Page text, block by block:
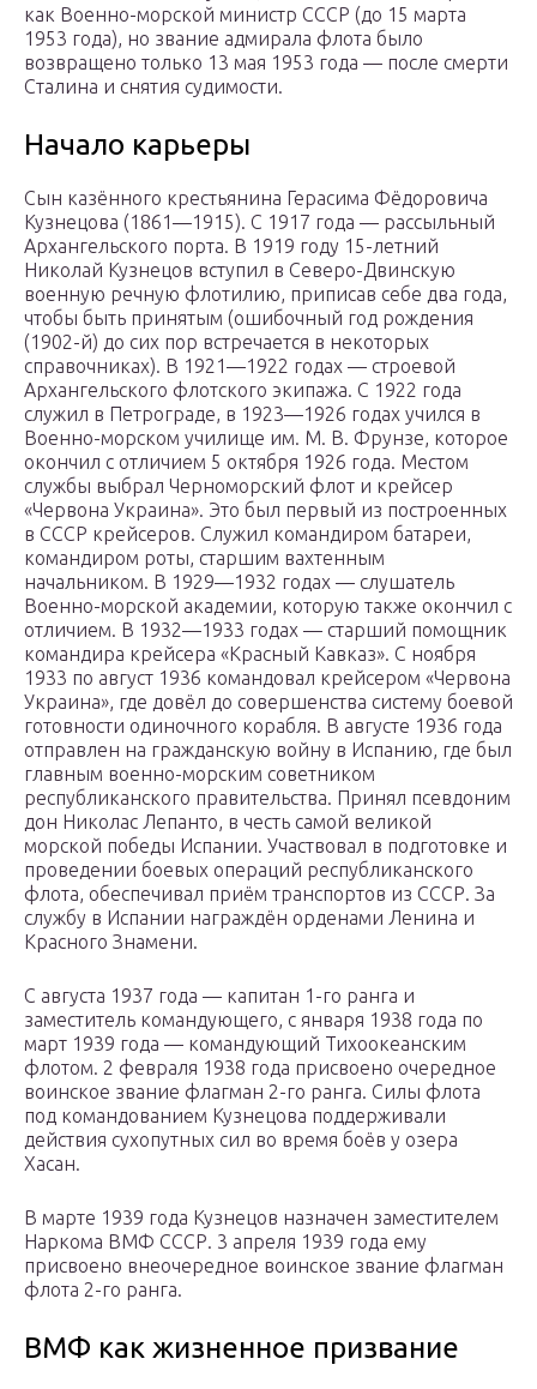
как Военно-морской министр СССР (до 15 марта
1953 года), но звание адмирала флота было
возвращено только 13 мая 1953 года — после смерти
Сталина и снятия судимости.
Начало карьеры
Сын казённого крестьянина Герасима Фёдоровича
Кузнецова (1861—1915). С 1917 года — рассыльный
Архангельского порта. В 1919 году 15-летний
Николай Кузнецов вступил в Северо-Двинскую
военную речную флотилию, приписав себе два года,
чтобы быть принятым (ошибочный год рождения
(1902-й) до сих пор встречается в некоторых
справочниках). В 1921—1922 годах — строевой
Архангельского флотского экипажа. С 1922 года
служил в Петрограде, в 1923—1926 годах учился в
Военно-морском училище им. М. В. Фрунзе, которое
окончил с отличием 5 октября 1926 года. Местом
службы выбрал Черноморский флот и крейсер
«Червона Украина». Это был первый из построенных
в СССР крейсеров. Служил командиром батареи,
командиром роты, старшим вахтенным
начальником. В 1929—1932 годах — слушатель
Военно-морской академии, которую также окончил с
отличием. В 1932—1933 годах — старший помощник
командира крейсера «Красный Кавказ». С ноября
1933 по август 1936 командовал крейсером «Червона
Украина», где довёл до совершенства систему боевой
готовности одиночного корабля. В августе 1936 года
отправлен на гражданскую войну в Испанию, где был
главным военно-морским советником
республиканского правительства. Принял псевдоним
дон Николас Лепанто, в честь самой великой
морской победы Испании. Участвовал в подготовке и
проведении боевых операций республиканского
флота, обеспечивал приём транспортов из СССР. За
службу в Испании награждён орденами Ленина и
Красного Знамени.
С августа 1937 года — капитан 1-го ранга и
заместитель командующего, с января 1938 года по
март 1939 года — командующий Тихоокеанским
флотом. 2 февраля 1938 года присвоено очередное
воинское звание флагман 2-го ранга. Силы флота
под командованием Кузнецова поддерживали
действия сухопутных сил во время боёв у озера
Хасан.
В марте 1939 года Кузнецов назначен заместителем
Наркома ВМФ СССР. 3 апреля 1939 года ему
присвоено внеочередное воинское звание флагман
флота 2-го ранга.
ВМФ как жизненное призвание